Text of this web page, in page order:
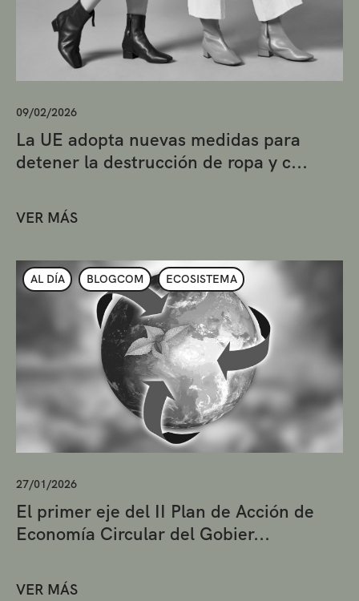
09/02/2026
La UE adopta nuevas medidas para
detener la destrucción de ropa y c...
VER MÁS
AL DÍA BLOGCOM ECOSISTEMA
27/01/2026
El primer eje del II Plan de Acción de
Economía Circular del Gobier...
VER MÁS